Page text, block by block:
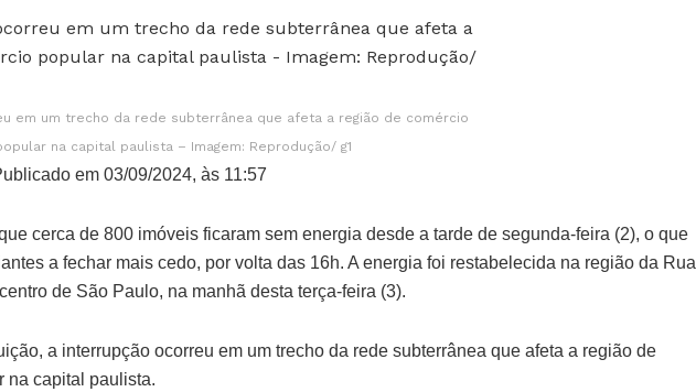
em um trecho da rede subterrânea que afeta a região de comércio
na capital paulista – Imagem: Reprodução/ g1
em 03/09/2024, às 11:57
cerca de 800 imóveis ficaram sem energia desde a tarde de segunda-feira (2), o que
a fechar mais cedo, por volta das 16h. A energia foi restabelecida na região da Rua
de São Paulo, na manhã desta terça-feira (3).
a interrupção ocorreu em um trecho da rede subterrânea que afeta a região de
na capital paulista.